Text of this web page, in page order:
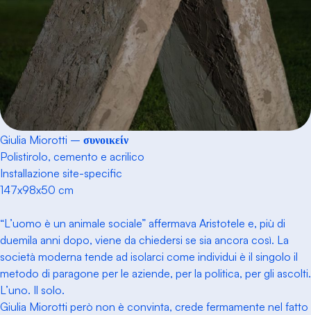
Giulia Miorotti – συνοικείν
Polistirolo, cemento e acrilico
Installazione site-specific
147x98x50 cm
“L’uomo è un animale sociale” affermava Aristotele e, più di
duemila anni dopo, viene da chiedersi se sia ancora così. La
società moderna tende ad isolarci come individui è il singolo il
metodo di paragone per le aziende, per la politica, per gli ascolti.
L’uno. Il solo.
Giulia Miorotti però non è convinta, crede fermamente nel fatto